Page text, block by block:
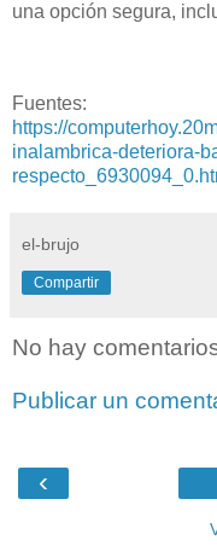
una opción segura,
Fuentes:
https://
inalambrica-deteriora-
el-brujo
Compartir
No hay
Publicar un
‹